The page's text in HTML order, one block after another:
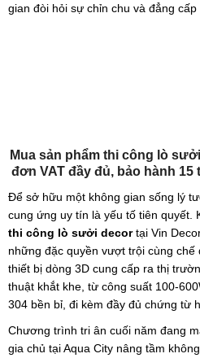
gian đòi hỏi sự chỉn chu và đẳng cấp
Mua sản phẩm thi công lò
đơn VAT đầy đủ, bảo hành
Để sở hữu một không gian sống lý
cung ứng uy tín là yếu tố tiên quyết.
thi công lò sưởi decortại Vin
những đặc quyền vượt trội cùng
thiết bị dòng 3D cung cấp ra thị
thuật khắt khe, từ công suất 100-
304 bền bỉ, đi kèm đầy đủ chứng từ
Chương trình tri ân cuối năm đang
gia chủ tại Aqua City nâng tầm